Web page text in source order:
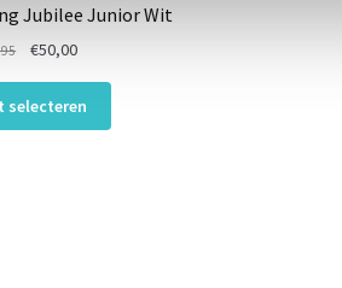
Jubilee Junior Wit
Oorspronkelijke
was:
€69,95.
€50,00Huidige
is:
€50,00.
selecteren